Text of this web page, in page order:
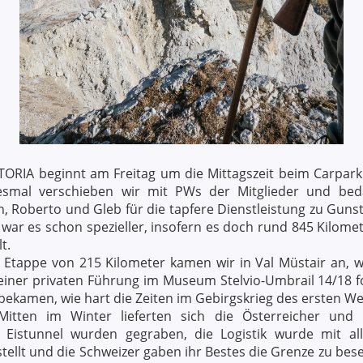
beginnt am Freitag um die Mittagszeit beim
verschieben wir mit PWs der Mitglieder und
Roberto und Gleb für die tapfere Dienstleistung zu
es schon spezieller, insofern es doch rund 845
von 215 Kilometer kamen wir in Val Müstair an,
privaten Führung im Museum Stelvio-Umbrail 14/18
wie hart die Zeiten im Gebirgskrieg des ersten
im Winter lieferten sich die Österreicher und
Eistunnel wurden gegraben, die Logistik wurde mit
und die Schweizer gaben ihr Bestes die Grenze zu